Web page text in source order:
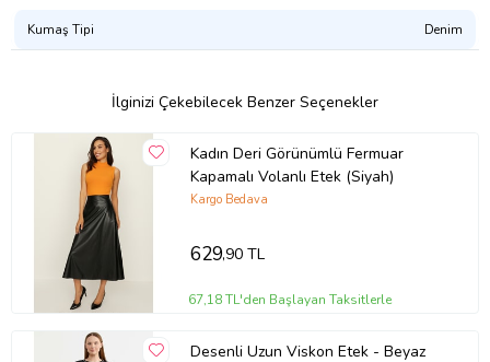
48 Beden:Bel 43 / Basen 59,5 / Etek Çevresi 77
Kumaş Tipi Denim
İlginizi Çekebilecek Benzer Seçenekler
Kadın Deri Görünümlü Fermuar
Kapamalı Volanlı Etek (Siyah)
Kargo Bedava
629,90 TL
67,18 TL'den Başlayan Taksitlerle
Desenli Uzun Viskon Etek - Beyaz